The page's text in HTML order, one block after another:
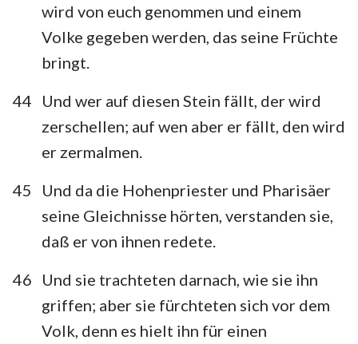
wird von euch genommen und einem
Volke gegeben werden, das seine Früchte
bringt.
44
Und wer auf diesen Stein fällt, der wird
zerschellen; auf wen aber er fällt, den wird
er zermalmen.
45
Und da die Hohenpriester und Pharisäer
seine Gleichnisse hörten, verstanden sie,
daß er von ihnen redete.
46
Und sie trachteten darnach, wie sie ihn
griffen; aber sie fürchteten sich vor dem
Volk, denn es hielt ihn für einen